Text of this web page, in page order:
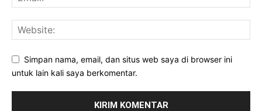
Simpan nama, email, dan situs web saya di browser ini
untuk lain kali saya berkomentar.